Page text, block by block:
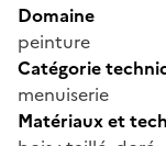
Domaine
peinture
Catégorie
menuiserie
Matériaux et